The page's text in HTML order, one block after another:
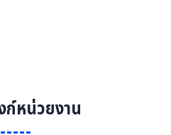
ก์หน่วยงาน